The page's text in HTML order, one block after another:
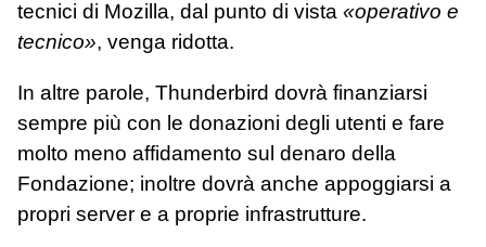
tecnici di Mozilla, dal punto di vista «operativo e
tecnico», venga ridotta.
In altre parole, Thunderbird dovrà finanziarsi
sempre più con le donazioni degli utenti e fare
molto meno affidamento sul denaro della
Fondazione; inoltre dovrà anche appoggiarsi a
propri server e a proprie infrastrutture.